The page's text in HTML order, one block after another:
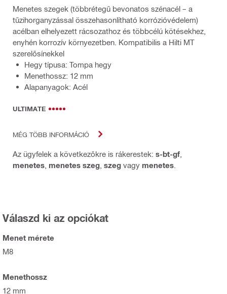
Menetes szegek (többrétegű bevonatos szénacél – a
tűzihorganyzással összehasonlítható korrózióvédelem)
acélban elhelyezett rácsozathoz és többcélú kötésekhez,
enyhén korrozív környezetben. Kompatibilis a Hilti MT
szerelősínekkel
Hegy típusa: Tompa hegy
Menethossz: 12 mm
Alapanyagok: Acél
ULTIMATE
MÉG TÖBB INFORMÁCIÓ
Az ügyfelek a következőkre is rákerestek: s-bt-gf
menetes menetes szeg szeg vagy menetes
Válaszd ki az opciókat
Menet mérete
M8
Menethossz
12 mm